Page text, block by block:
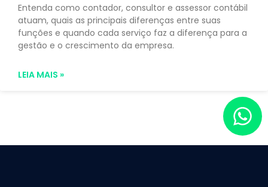
Entenda como contador, consultor e assessor contábil
atuam, quais as principais diferenças entre suas
funções e quando cada serviço faz a diferença para a
gestão e o crescimento da empresa.
LEIA MAIS »